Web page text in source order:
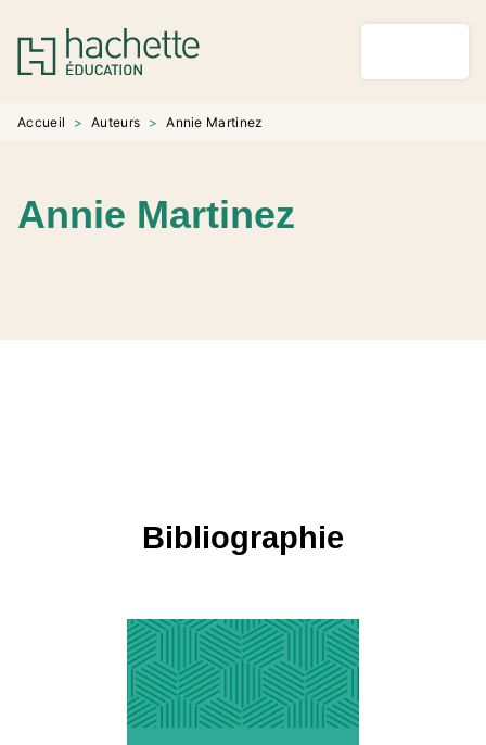
MENU RECHERCHE
PIED DE PAGE
Accueil > Auteurs > Annie Martinez
Annie Martinez
Bibliographie